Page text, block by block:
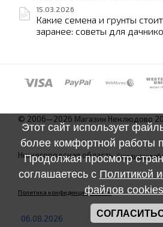
15.03.2026
Какие семена и грунты
заранее: советы для
© 2006—2026 Магазин Неклюдово
Нижегородская область.Соглашение об
Политика конфиденциальности
06.08.2026
Этот сайт использует
более комфортной работы
Продолжая просмотр
соглашаетесь с Политикой
файлов cookies